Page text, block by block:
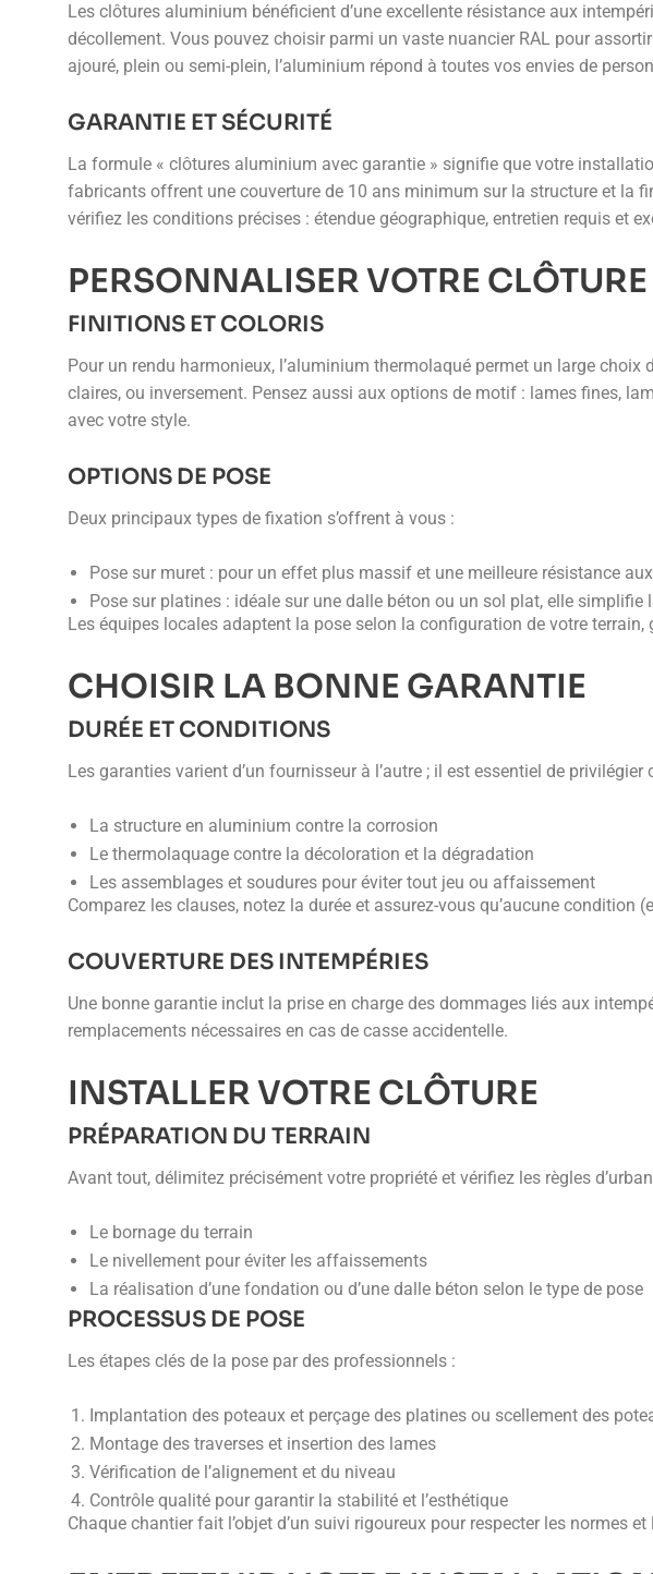
Les clôtures aluminium bénéficient d’une excellente résistance aux
décollement. Vous pouvez choisir parmi un vaste nuancier RAL pour
ajouré, plein ou semi-plein, l’aluminium répond à toutes vos envies de
GARANTIE ET SÉCURITÉ
La formule « clôtures aluminium avec garantie » signifie que votre
fabricants offrent une couverture de 10 ans minimum sur la structure et la
vérifiez les conditions précises : étendue géographique, entretien requis et
PERSONNALISER VOTRE CLÔTURE
FINITIONS ET COLORIS
Pour un rendu harmonieux, l’aluminium thermolaqué permet un large
claires, ou inversement. Pensez aussi aux options de motif : lames fines,
avec votre style.
OPTIONS DE POSE
Deux principaux types de fixation s’offrent à vous :
Pose sur muret : pour un effet plus massif et une meilleure résistance
Pose sur platines : idéale sur une dalle béton ou un sol plat, elle
Les équipes locales adaptent la pose selon la configuration de votre
CHOISIR LA BONNE GARANTIE
DURÉE ET CONDITIONS
Les garanties varient d’un fournisseur à l’autre ; il est essentiel de privilégier
La structure en aluminium contre la corrosion
Le thermolaquage contre la décoloration et la dégradation
Les assemblages et soudures pour éviter tout jeu ou affaissement
Comparez les clauses, notez la durée et assurez-vous qu’aucune condition
COUVERTURE DES INTEMPÉRIES
Une bonne garantie inclut la prise en charge des dommages liés aux
remplacements nécessaires en cas de casse accidentelle.
INSTALLER VOTRE CLÔTURE
PRÉPARATION DU TERRAIN
Avant tout, délimitez précisément votre propriété et vérifiez les règles
Le bornage du terrain
Le nivellement pour éviter les affaissements
La réalisation d’une fondation ou d’une dalle béton selon le type de pose
PROCESSUS DE POSE
Les étapes clés de la pose par des professionnels :
Implantation des poteaux et perçage des platines ou scellement des
Montage des traverses et insertion des lames
Vérification de l’alignement et du niveau
Contrôle qualité pour garantir la stabilité et l’esthétique
Chaque chantier fait l’objet d’un suivi rigoureux pour respecter les normes